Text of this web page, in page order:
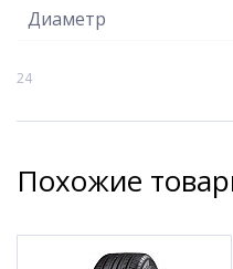
Диаметр
24
Похожие